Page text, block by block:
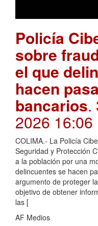
Policía
sobre
el que
hacen
bancarios.
2026 16:06
COLIMA.- La Policía
Seguridad y Protección
a la población por una
delincuentes se hacen
argumento de proteger
objetivo de obtener
las [
AF Medios